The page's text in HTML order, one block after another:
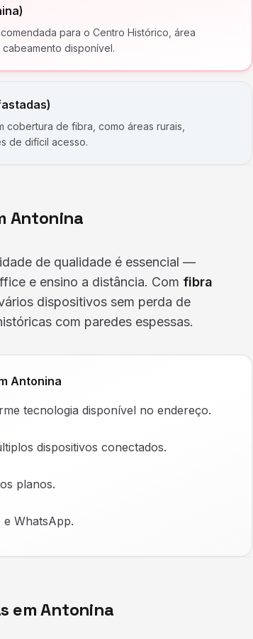
para o Centro Histórico, área
disponível.
de fibra, como áreas rurais,
de difícil acesso.
Antonina
de qualidade é essencial —
e ensino a distância. Com fibra
dispositivos sem perda de
com paredes espessas.
Antonina
tecnologia disponível no endereço.
dispositivos conectados.
planos.
WhatsApp.
em Antonina